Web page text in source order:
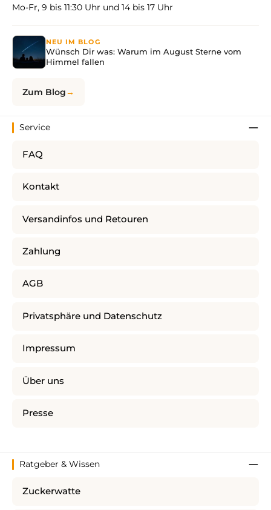
Mo-Fr, 9 bis 11:30 Uhr und 14 bis 17 Uhr
NEU IM BLOG
Wünsch Dir was: Warum im August Sterne vom
Himmel fallen
Zum Blog
Service
FAQ
Kontakt
Versandinfos und Retouren
Zahlung
AGB
Privatsphäre und Datenschutz
Impressum
Über uns
Presse
Ratgeber & Wissen
Zuckerwatte